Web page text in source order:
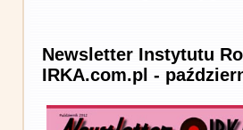
Newsletter Instytutu
IRKA.com.pl -